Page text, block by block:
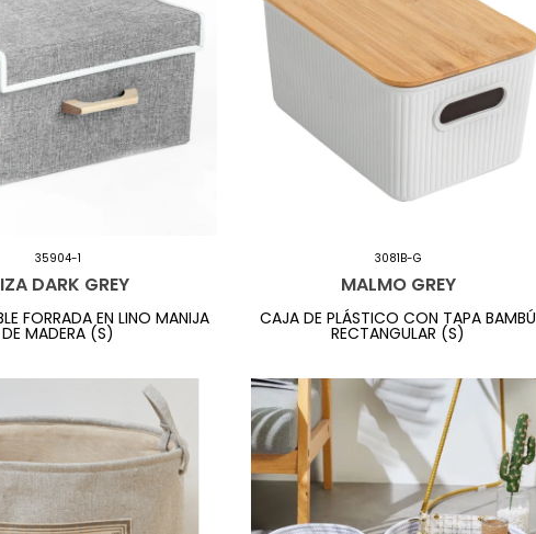
35904-1
DARK GREY
FORRADA EN LINO MANIJA
DE MADERA (S)
3081B-G
MALMO GREY
CAJA DE PLÁSTICO CON TAPA BAMBÚ
RECTANGULAR (S)